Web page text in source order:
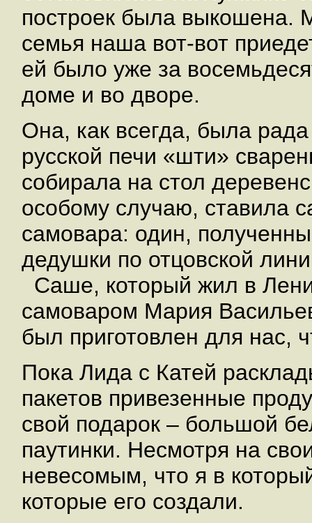
построек была выкошена.
семья наша вот-вот
ей было уже за
доме и во дворе.
Она, как всегда, была
русской печи «шти»
собирала на стол
особому случаю, ставила
самовара: один,
дедушки по отцовской
Саше, который жил в
самоваром Мария
был приготовлен для нас,
Пока Лида с Катей
пакетов привезенные
свой подарок – большой
паутинки. Несмотря на
невесомым, что я в
которые его создали.